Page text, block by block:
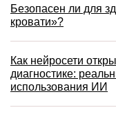
Безопасен ли для
кровати»?
Как нейросети
диагностике:
использования ИИ